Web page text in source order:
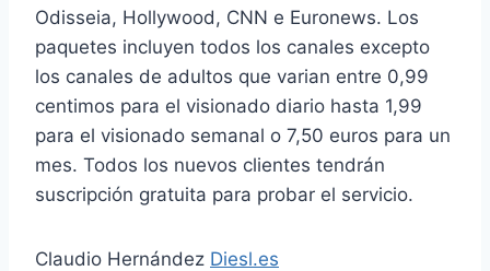
Odisseia, Hollywood, CNN e Euronews. Los
paquetes incluyen todos los canales excepto
los canales de adultos que varian entre 0,99
centimos para el visionado diario hasta 1,99
para el visionado semanal o 7,50 euros para un
mes. Todos los nuevos clientes tendrán
suscripción gratuita para probar el servicio.
Claudio Hernández Diesl.es